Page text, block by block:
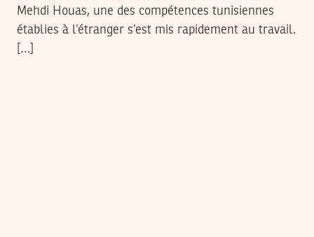
Mehdi Houas, une des compétences tunisiennes
établies à l’étranger s’est mis rapidement au travail.
[…]